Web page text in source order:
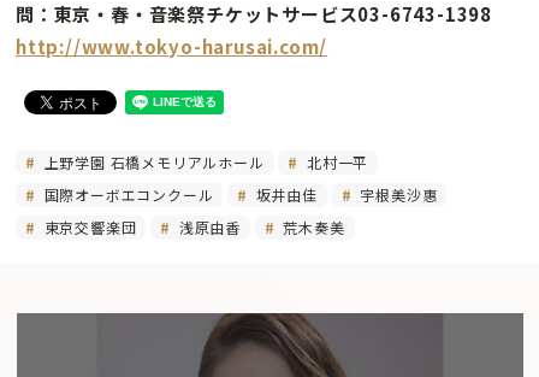
問：東京・春・音楽祭チケットサービス03-6743-1398
http://www.tokyo-harusai.com/
上野学園 石橋メモリアルホール
北村一平
国際オーボエコンクール
坂井由佳
宇根美沙惠
東京交響楽団
浅原由香 荒木奏美